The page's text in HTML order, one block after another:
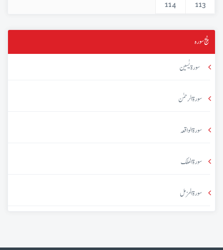
113
114
پنج سورہ
سورۃ یٰسین
سورۃ الرحمٰن
سورۃ الواقعہ
سورۃ الملک
سورۃ المزمل